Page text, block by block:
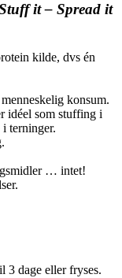
it – Spread it
kilde, dvs én
konsum.
idéel som stuffing i
terninger.
… intet!
3 dage eller fryses.